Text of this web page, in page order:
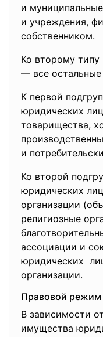
и
и учреждения,
собственником.
Ко второму типу
— все
К первой
юридических
товарищества,
и
Ко второй
юридических
организации
религиозные
ассоциации и
юридических
организации.
Правовой
В зависимости
имущества